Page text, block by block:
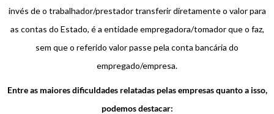
invés de o trabalhador/prestador transferir diretamente o valor para
as contas do Estado, é a entidade empregadora/tomador que o faz,
sem que o referido valor passe pela conta bancária do
empregado/empresa.
Entre as maiores dificuldades relatadas pelas empresas quanto a isso,
podemos destacar: